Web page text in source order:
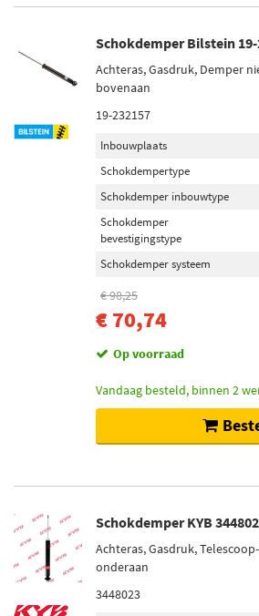
Schokdemper Bilstein 19-
Achteras, Gasdruk, Demper
bovenaan
19-232157
Inbouwplaats
Schokdempertype
Schokdemper inbouwtype
Schokdemper
bevestigingstype
Schokdemper systeem
€ 98,25
€ 70,74
Op voorraad
Vandaag besteld, binnen 2
Schokdemper KYB
Achteras, Gasdruk,
onderaan
3448023